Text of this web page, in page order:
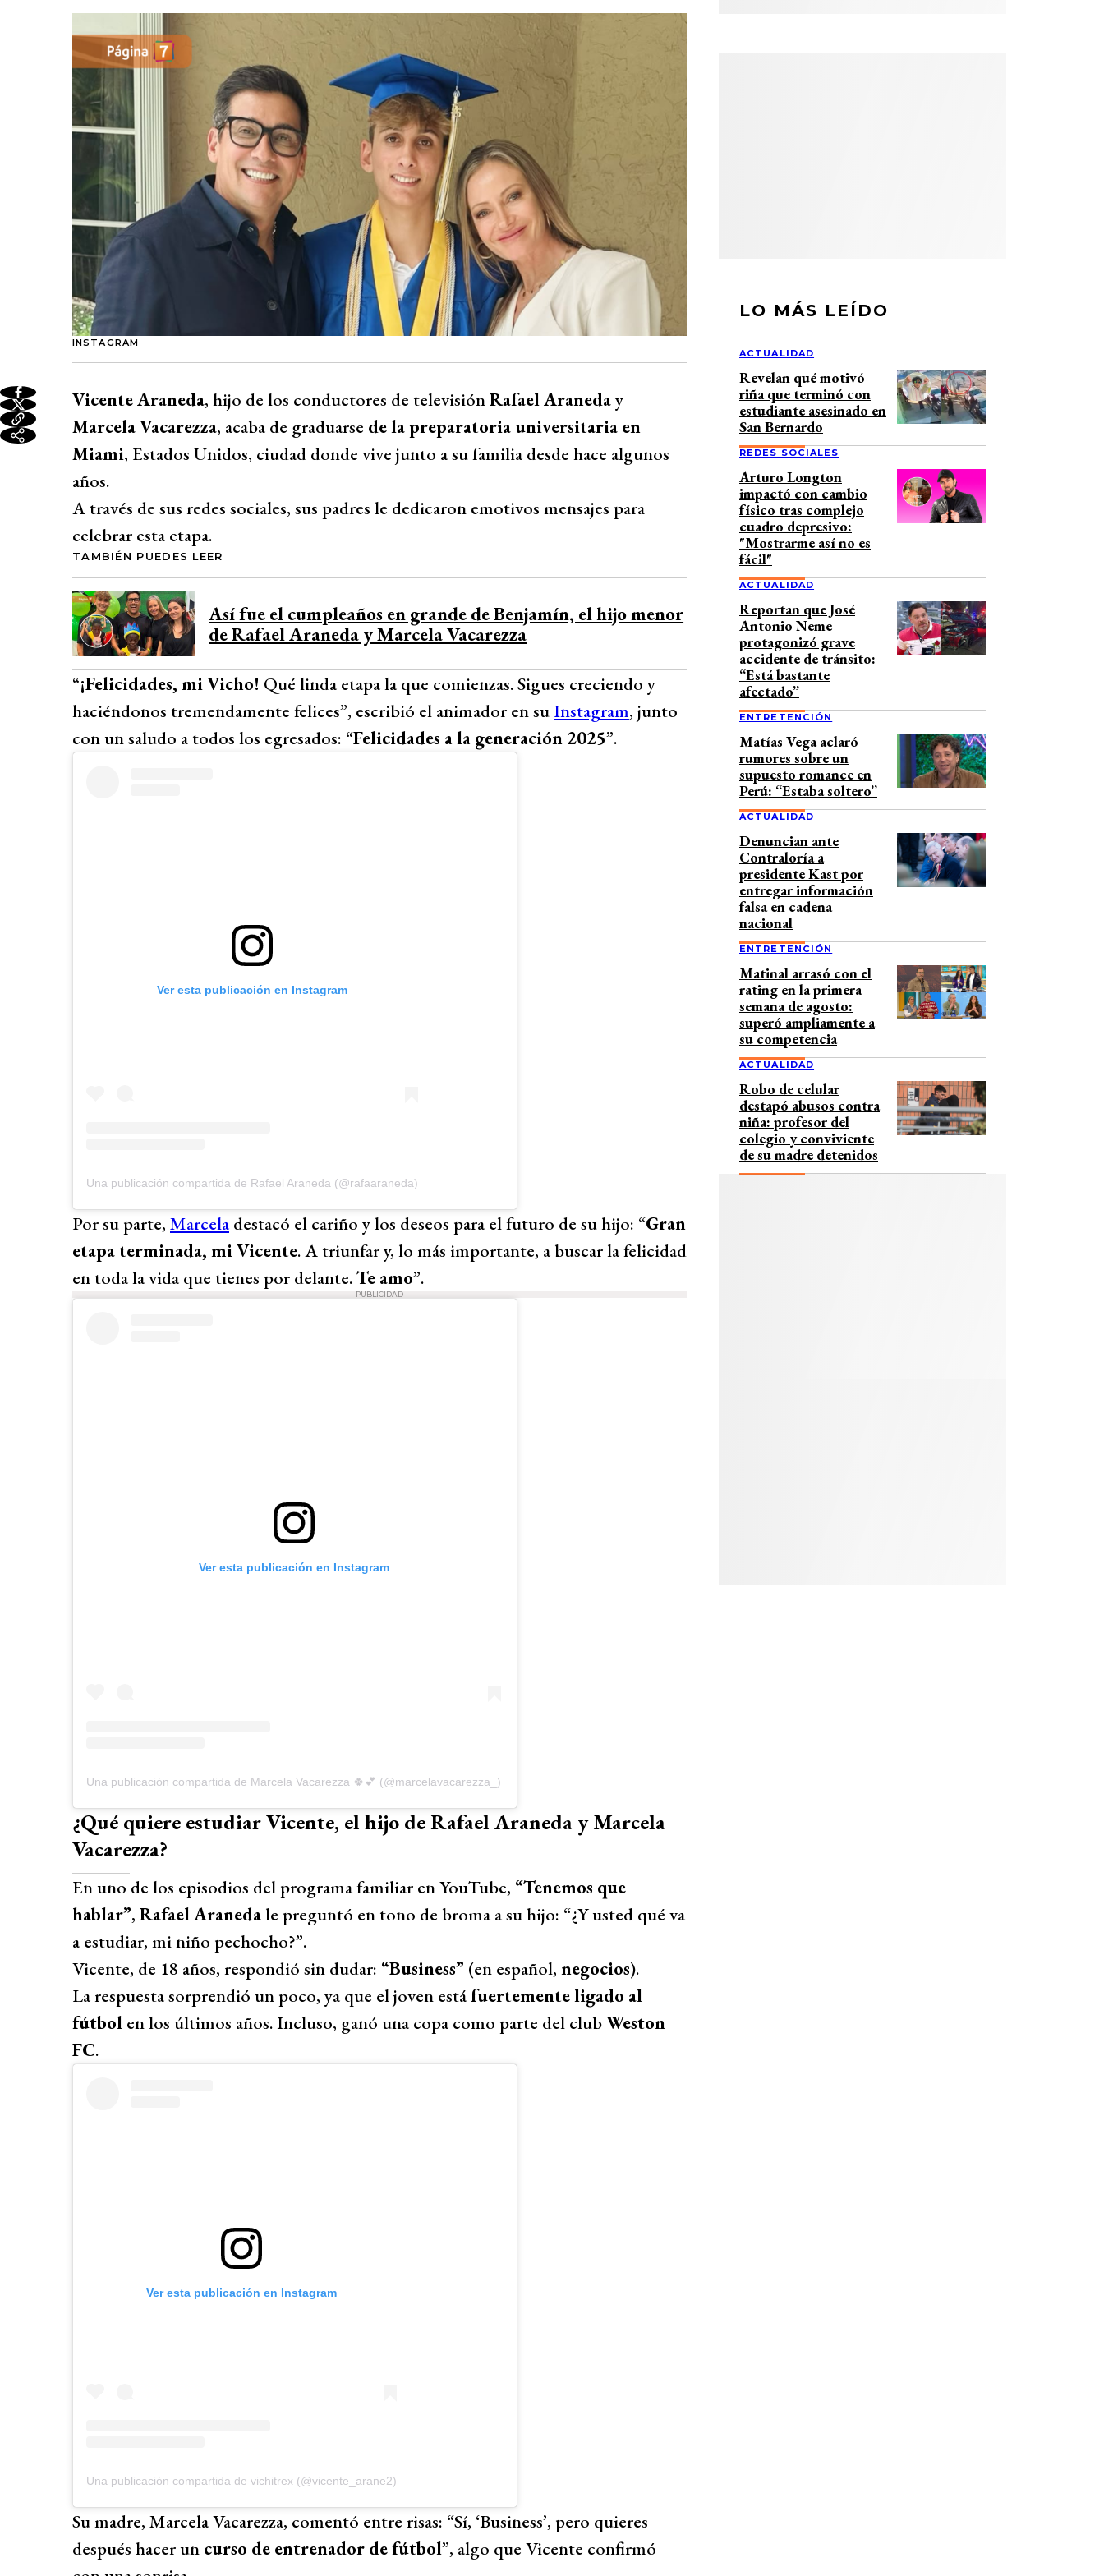
INSTAGRAM
Vicente Araneda, hijo de los conductores de televisiónRafael Araneday
Marcela Vacarezza, acaba de graduarse de la preparatoria universitaria en
Miami, Estados Unidos, ciudad donde vive junto a su familia desde hace algunos
años.
A través de sus redes sociales, sus padres le dedicaron emotivos mensajes para
celebrar esta etapa.
TAMBIÉN PUEDES LEER
Así fue el cumpleaños en grande de Benjamín, el hijo menor
de Rafael Araneda y Marcela Vacarezza
“¡Felicidades, mi Vicho! Qué linda etapa la que comienzas. Sigues creciendo y
haciéndonos tremendamente felices”, escribió el animador en su Instagram, junto
con un saludo a todos los egresados: “Felicidades a la generación 2025”.
Ver esta publicación en Instagram
Una publicación compartida de Rafael Araneda (@rafaaraneda)
Por su parte, Marcela destacó el cariño y los deseos para el futuro de su hijo: “Gran
etapa terminada, mi Vicente. A triunfar y, lo más importante, a buscar la felicidad
en toda la vida que tienes por delante.Te amo”.
PUBLICIDAD
Ver esta publicación en Instagram
Una publicación compartida de Marcela Vacarezza 🍀💕 (@marcelavacarezza_)
¿Qué quiere estudiar Vicente, el hijo de Rafael Araneda y Marcela
Vacarezza?
En uno de los episodios del programa familiar en YouTube, “Tenemos que
hablar”, Rafael Aranedale preguntó en tono de broma a su hijo: “¿Y usted qué va
a estudiar, mi niño pechocho?”.
Vicente, de 18 años, respondió sin dudar: “Business” (en español, negocios).
La respuesta sorprendió un poco, ya que el joven estáfuertemente ligado al
fútbol en los últimos años. Incluso, ganó una copa como parte del clubWeston
FC.
Ver esta publicación en Instagram
Una publicación compartida de vichitrex (@vicente_arane2)
Su madre, Marcela Vacarezza, comentó entre risas: “Sí, ‘Business’, pero quieres
después hacer un curso de entrenador de fútbol”, algo que Vicente confirmó
LO MÁS LEÍDO
ACTUALIDAD
Revelan qué motivó
riña que terminó con
estudiante asesinado en
San Bernardo
REDES SOCIALES
Arturo Longton
impactó con cambio
físico tras complejo
cuadro depresivo:
"Mostrarme así no es
fácil"
ACTUALIDAD
Reportan que José
Antonio Neme
protagonizó grave
accidente de tránsito:
“Está bastante
afectado”
ENTRETENCIÓN
Matías Vega aclaró
rumores sobre un
supuesto romance en
Perú: “Estaba soltero”
ACTUALIDAD
Denuncian ante
Contraloría a
presidente Kast por
entregar información
falsa en cadena
nacional
ENTRETENCIÓN
Matinal arrasó con el
rating en la primera
semana de agosto:
superó ampliamente a
su competencia
ACTUALIDAD
Robo de celular
destapó abusos contra
niña: profesor del
colegio y conviviente
de su madre detenidos